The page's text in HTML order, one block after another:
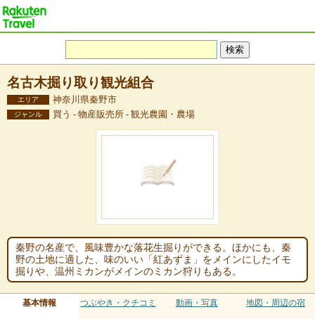
名古木掘り取り観光組合
エリア 神奈川県秦野市
ジャンル 買う - 物産販売所 - 観光農園・農場
秦野の名産で、風味豊かな落花生掘りができる。ほかにも、秦
野の土地に適した、味のいい「紅あずま」をメインにしたイモ
掘りや、温州ミカンがメインのミカン狩りもある。
基本情報 つぶやき・クチコミ 動画・写真 地図・周辺の宿